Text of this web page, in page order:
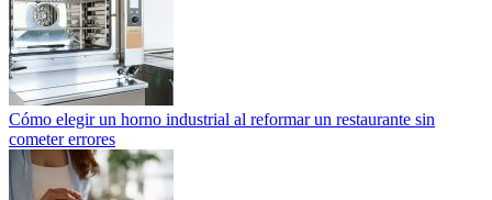
Cómo elegir un horno industrial al reformar un restaurante sin
cometer errores